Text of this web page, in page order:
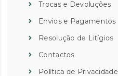
Trocas e Devoluções
Envios e Pagamentos
Resolução de Litígios
Contactos
Política de Privacidade